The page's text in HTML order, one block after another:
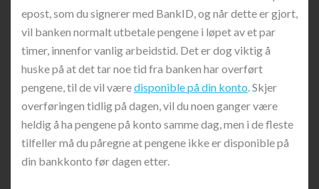
epost, som du signerer med BankID, og når dette er gjort,
vil banken normalt utbetale pengene i løpet av et par
timer, innenfor vanlig arbeidstid. Det er dog viktig å
huske på at det tar noe tid fra banken har overført
pengene, til de vil væredisponible på din konto. Skjer
overføringen tidlig på dagen, vil du noen ganger være
heldig å ha pengene på konto samme dag, men i de fleste
tilfeller må du påregne at pengene ikke er disponible på
din bankkonto før dagen etter.